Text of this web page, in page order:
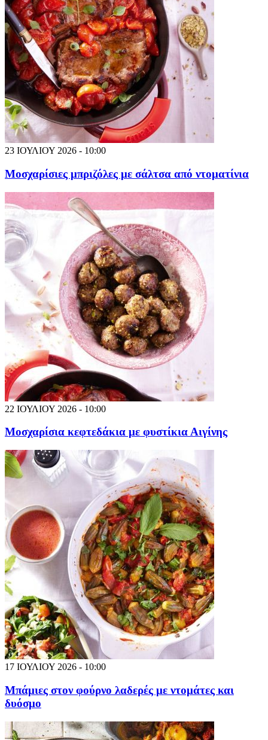
23 ΙΟΥΛΙΟΥ 2026 - 10:00
Μοσχαρίσιες μπριζόλες με σάλτσα από ντοματίνια
22 ΙΟΥΛΙΟΥ 2026 - 10:00
Μοσχαρίσια κεφτεδάκια με φυστίκια Αιγίνης
17 ΙΟΥΛΙΟΥ 2026 - 10:00
Μπάμιες στον φούρνο λαδερές με ντομάτες και
δυόσμο